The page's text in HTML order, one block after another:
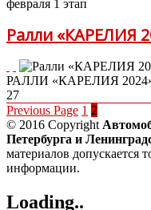
февраля 1 этап
Ралли «КАРЕЛИЯ
РАЛЛИ «КАРЕЛИЯ 2024»
27
Previous Page 1 2
© 2016 Copyright
Петербурга и
материалов допускается
информации.
Loading..